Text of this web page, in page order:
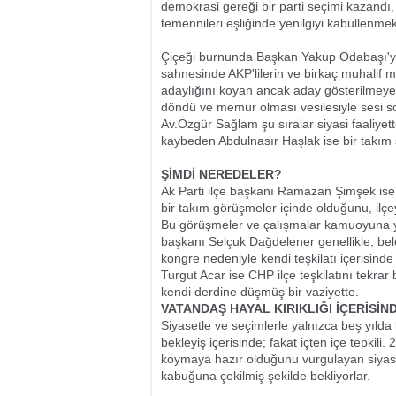
demokrasi gereği bir parti seçimi kazandı,
temennileri eşliğinde yenilgiyi
Çiçeği burnunda Başkan Yakup
sahnesinde AKP'lilerin ve birkaç muhalif
adaylığını koyan ancak aday
döndü ve memur olması vesilesiyle sesi
Av.Özgür Sağlam şu sıralar siyasi
kaybeden Abdulnasır Haşlak ise bir
ŞİMDİ NEREDELER?
Ak Parti ilçe başkanı Ramazan Şimşek
bir takım görüşmeler içinde olduğunu,
Bu görüşmeler ve çalışmalar kamuoyuna
başkanı Selçuk Dağdelener genellikle,
kongre nedeniyle kendi teşkilatı
Turgut Acar ise CHP ilçe teşkilatını
kendi derdine düşmüş bir vaziyette.
VATANDAŞ HAYAL KIRIKLIĞI
Siyasetle ve seçimlerle yalnızca beş
bekleyiş içerisinde; fakat içten içe tepkili.
koymaya hazır olduğunu vurgulayan
kabuğuna çekilmiş şekilde bekliyorlar.